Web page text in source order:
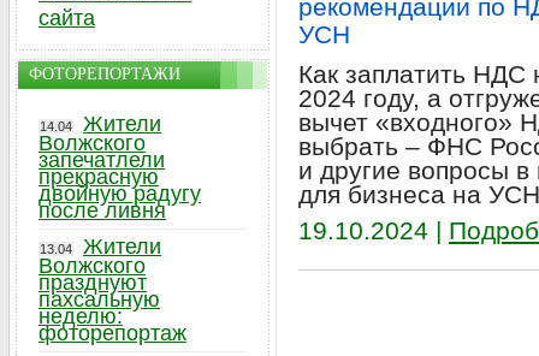
рекомендации по
УСН
Как заплатить НДС
2024 году, а
вычет «входного»
выбрать – ФНС
и другие вопросы
для бизнеса на
19.10.2024 |
сайта
ФОТОРЕПОРТАЖИ
14.04
Жители
Волжского
запечатлели
прекрасную
двойную радугу
после ливня
13.04
Жители
Волжского
празднуют
пахсальную
неделю:
фоторепортаж